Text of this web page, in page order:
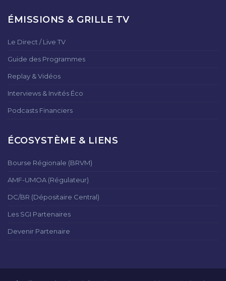
ÉMISSIONS & GRILLE TV
Le Direct / Live TV
Guide des Programmes
Replay & Vidéos
Interviews & Invités Éco
Podcasts Financiers
ÉCOSYSTÈME & LIENS
Bourse Régionale (BRVM)
AMF-UMOA (Régulateur)
DC/BR (Dépositaire Central)
Les SGI Partenaires
Devenir Partenaire